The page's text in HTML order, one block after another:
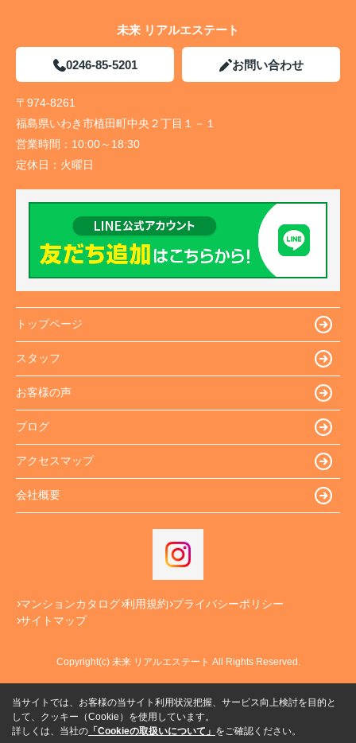
未来 リアルエステート
0246-85-5201 お問い合わせ
〒974-8261
福島県いわき市植田町中央２丁目１－１
営業時間： 10:00～18:30
定休日： 火曜日
トップページ
スタッフ
お客様の声
ブログ
アクセスマップ
会社概要
マンションカタログ 利用規約 プライバシーポリシー
サイトマップ
Copyright(c) 未来 リアルエステート All Rights Reserved.
当サイトでは、お客様の当サイト利用状況把握、サービス向上検討を目的と
して、クッキー（Cookie）を使用しています。
詳しくは、当社の 「Cookieの取扱いについて」 をご確認ください。